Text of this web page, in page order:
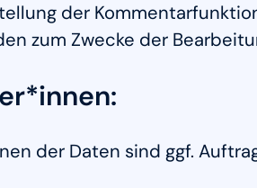
der
zum Zwecke der
der Daten sind ggf.